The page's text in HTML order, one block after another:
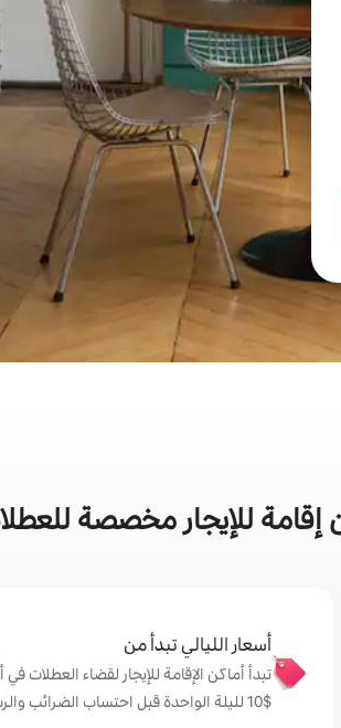
للإيجار مخصصة
أسعار الليالي تبدأ من
تبدأ أماكن الإقامة للإيجار لقضاء العطلات
$‏10 لليلة الواحدة قبل احتساب الضرائب والرسوم